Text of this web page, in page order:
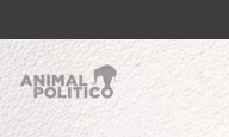
Segundo en las
15 puntos de diferencia
puntero.